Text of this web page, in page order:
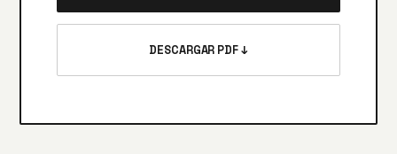
DESCARGAR PDF ↓